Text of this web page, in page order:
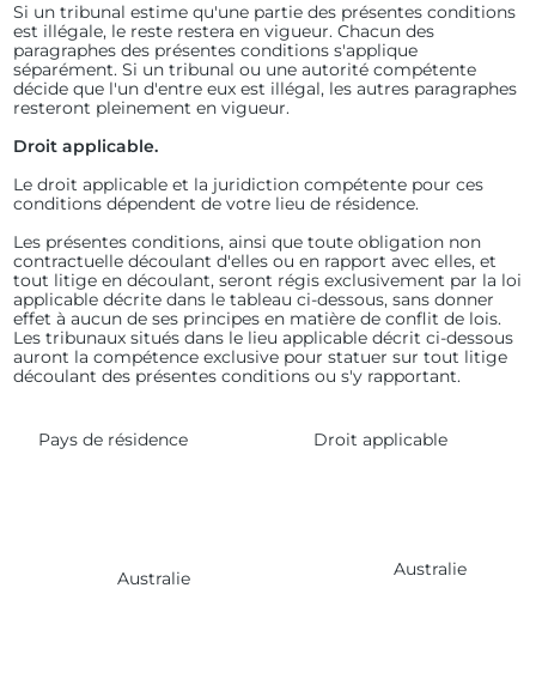
Si un tribunal estime qu'une partie des présentes conditions
est illégale, le reste restera en vigueur. Chacun des
paragraphes des présentes conditions s'applique
séparément. Si un tribunal ou une autorité compétente
décide que l'un d'entre eux est illégal, les autres paragraphes
resteront pleinement en vigueur.
Droit applicable.
Le droit applicable et la juridiction compétente pour ces
conditions dépendent de votre lieu de résidence.
Les présentes conditions, ainsi que toute obligation non
contractuelle découlant d'elles ou en rapport avec elles, et
tout litige en découlant, seront régis exclusivement par la loi
applicable décrite dans le tableau ci-dessous, sans donner
effet à aucun de ses principes en matière de conflit de lois.
Les tribunaux situés dans le lieu applicable décrit ci-dessous
auront la compétence exclusive pour statuer sur tout litige
découlant des présentes conditions ou s'y rapportant.
Pays de résidence Droit applicable
Australie Australie